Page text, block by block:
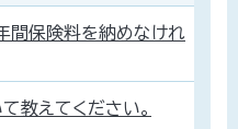
間保険料を納めなけれ
教えてください。